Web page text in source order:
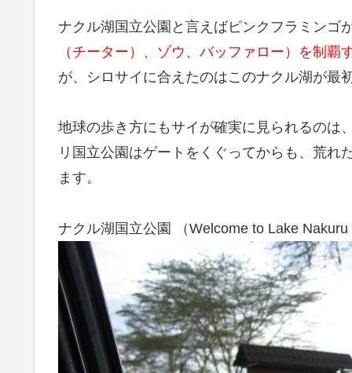
ナクル湖国立公園と言えばピンクフラミンゴ
（チーター）、ゾウ、バッファロー）を制
が、シロサイに合えたのはこのナクル湖が最
地球の歩き方にもサイが確実に見られるのは
リ国立公園はゲートをくぐってからも、荒
ます。
ナクル湖国立公園 （Welcome to Lake Nakuru